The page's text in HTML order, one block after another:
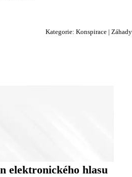
Kategorie: Konspirace Záhady
elektronického hlasu